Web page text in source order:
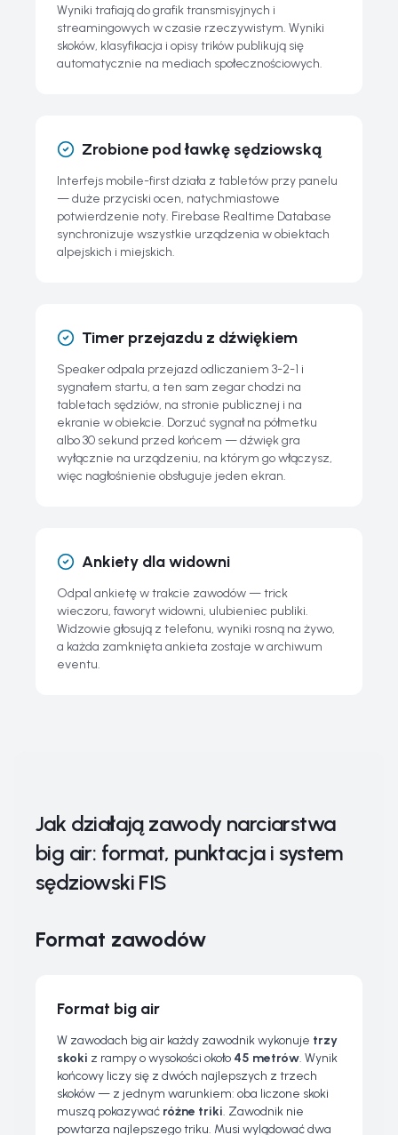
Wyniki trafiają do grafik transmisyjnych i
streamingowych w czasie rzeczywistym. Wyniki
skoków, klasyfikacja i opisy trików publikują się
automatycznie na mediach społecznościowych.
Zrobione pod ławkę sędziowską
Interfejs mobile-first działa z tabletów przy panelu
— duże przyciski ocen, natychmiastowe
potwierdzenie noty. Firebase Realtime Database
synchronizuje wszystkie urządzenia w obiektach
alpejskich i miejskich.
Timer przejazdu z dźwiękiem
Speaker odpala przejazd odliczaniem 3-2-1 i
sygnałem startu, a ten sam zegar chodzi na
tabletach sędziów, na stronie publicznej i na
ekranie w obiekcie. Dorzuć sygnał na półmetku
albo 30 sekund przed końcem — dźwięk gra
wyłącznie na urządzeniu, na którym go włączysz,
więc nagłośnienie obsługuje jeden ekran.
Ankiety dla widowni
Odpal ankietę w trakcie zawodów — trick
wieczoru, faworyt widowni, ulubieniec publiki.
Widzowie głosują z telefonu, wyniki rosną na żywo,
a każda zamknięta ankieta zostaje w archiwum
eventu.
Jak działają zawody narciarstwa
big air: format, punktacja i system
sędziowski FIS
Format zawodów
Format big air
W zawodach big air każdy zawodnik wykonuje trzy
skoki z rampy o wysokości około 45 metrów. Wynik
końcowy liczy się z dwóch najlepszych z trzech
skoków — z jednym warunkiem: oba liczone skoki
muszą pokazywać różne triki. Zawodnik nie
powtarza najlepszego triku. Musi wylądować dwa